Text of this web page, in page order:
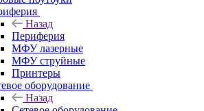
Назад
Периферия
МФУ лазерные
МФУ струйные
Принтеры
оборудование
Назад